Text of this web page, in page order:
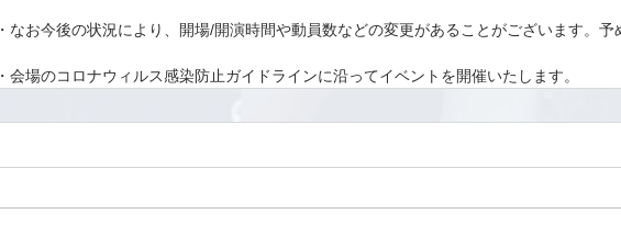
・なお今後の状況により、開場/開演時間や動員数などの変更があることがございます。予
・会場のコロナウィルス感染防止ガイドラインに沿ってイベントを開催いたします。